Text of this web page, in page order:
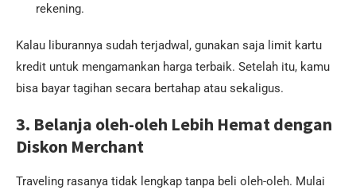
rekening.
Kalau liburannya sudah terjadwal, gunakan saja limit kartu
kredit untuk mengamankan harga terbaik. Setelah itu, kamu
bisa bayar tagihan secara bertahap atau sekaligus.
3. Belanja oleh-oleh Lebih Hemat dengan
Diskon Merchant
Traveling rasanya tidak lengkap tanpa beli oleh-oleh. Mulai